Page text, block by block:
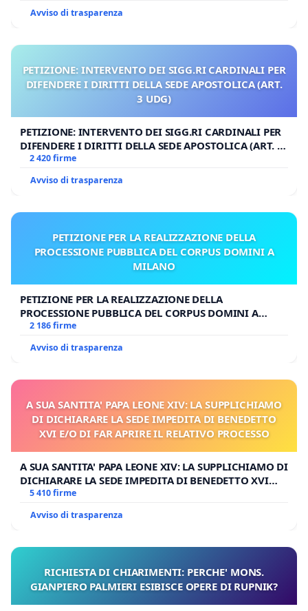
Avviso di trasparenza
PETIZIONE: INTERVENTO DEI SIGG.RI CARDINALI PER
DIFENDERE I DIRITTI DELLA SEDE APOSTOLICA (ART.
3 UDG)
PETIZIONE: INTERVENTO DEI SIGG.RI CARDINALI PER
DIFENDERE I DIRITTI DELLA SEDE APOSTOLICA (ART. 3
UDG)
2 420 firme
Avviso di trasparenza
PETIZIONE PER LA REALIZZAZIONE DELLA
PROCESSIONE PUBBLICA DEL CORPUS DOMINI A
MILANO
PETIZIONE PER LA REALIZZAZIONE DELLA
PROCESSIONE PUBBLICA DEL CORPUS DOMINI A
MILANO
2 186 firme
Avviso di trasparenza
A SUA SANTITA' PAPA LEONE XIV: LA SUPPLICHIAMO
DI DICHIARARE LA SEDE IMPEDITA DI BENEDETTO
XVI E/O DI FAR APRIRE IL RELATIVO PROCESSO
A SUA SANTITA' PAPA LEONE XIV: LA SUPPLICHIAMO DI
DICHIARARE LA SEDE IMPEDITA DI BENEDETTO XVI
E/O DI FAR APRIRE IL RELATIVO PROCESSO
5 410 firme
Avviso di trasparenza
RICHIESTA DI CHIARIMENTI: PERCHE' MONS.
GIANPIERO PALMIERI ESIBISCE OPERE DI RUPNIK?